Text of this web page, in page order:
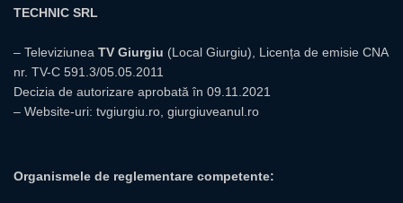
TECHNIC SRL
– Televiziunea TV Giurgiu (Local Giurgiu), Licența de emisie CNA
nr. TV-C 591.3/05.05.2011
Decizia de autorizare aprobată în 09.11.2021
– Website-uri: tvgiurgiu.ro giurgiuveanul.ro
Organismele de reglementare competente: